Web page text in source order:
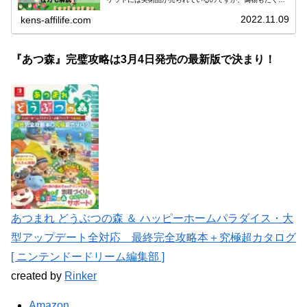
kens-affilife.com 2022.11.09
『あつ森』完璧攻略は3月4日発売の最新版で決まり！
あつまれ どうぶつの森 ＆ ハッピーホームパラダイス・大
型アップデート全対応 最終完全攻略本＋究極超カタログ
[ ニンテンドードリーム編集部 ]
created by Rinker